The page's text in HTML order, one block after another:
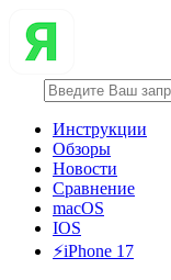
Инструкции
Обзоры
Новости
Сравнение
macOS
IOS
⚡️iPhone 17